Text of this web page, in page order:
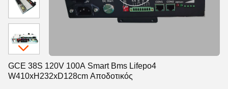
GCE 38S 120V 100A Smart Bms Lifepo4
W410xH232xD128cm Αποδοτικός